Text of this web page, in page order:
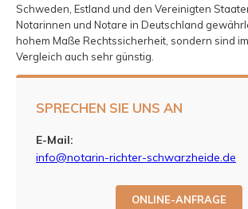
Schweden, Estland und den Vereinigten
Notarinnen und Notare in Deutschland
hohem Maße Rechtssicherheit, sondern sind
Vergleich auch sehr günstig.
SPRECHEN SIE UNS AN
E-Mail:
info@notarin-richter-schwarzheide.de
ONLINE-ANFRAGE